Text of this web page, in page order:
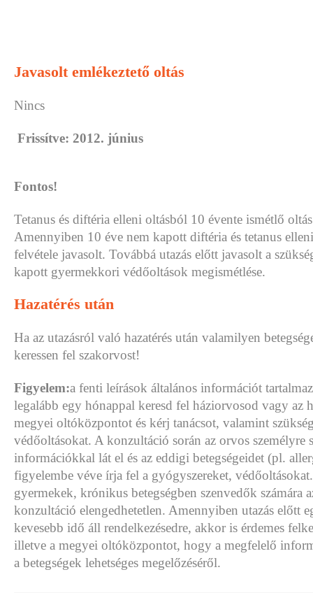
Javasolt emlékeztető oltás
Nincs
Frissítve: 2012. június
Fontos!
Tetanus és diftéria elleni oltásból 10 évente ismétlő
Amennyiben 10 éve nem kapott diftéria és tetanus
felvétele javasolt. Továbbá utazás előtt javasolt a
kapott gyermekkori védőoltások megismétlése.
Hazatérés után
Ha az utazásról való hazatérés után valamilyen
keressen fel szakorvost!
Figyelem:a fenti leírások általános információt
legalább egy hónappal keresd fel háziorvosod vagy az
megyei oltóközpontot és kérj tanácsot, valamint
védőoltásokat. A konzultáció során az orvos személyre
információkkal lát el és az eddigi betegségeidet (pl.
figyelembe véve írja fel a gyógyszereket,
gyermekek, krónikus betegségben szenvedők számára
konzultáció elengedhetetlen. Amennyiben utazás előtt
kevesebb idő áll rendelkezésedre, akkor is érdemes
illetve a megyei oltóközpontot, hogy a megfelelő
a betegségek lehetséges megelőzéséről.